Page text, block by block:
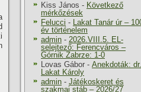
Kiss János - Következő
mérkőzések
Felucci - Lakat Tanár úr –
év történelem
admin - 2026.VIII.5. EL-
selejtező: Ferencváros –
Górnik Zabrze: 1-0
Lovas Gábor - Anekdoták: dr.
Lakat Károly
admin - Játékoskeret és
szakmai stáb – 2026/27